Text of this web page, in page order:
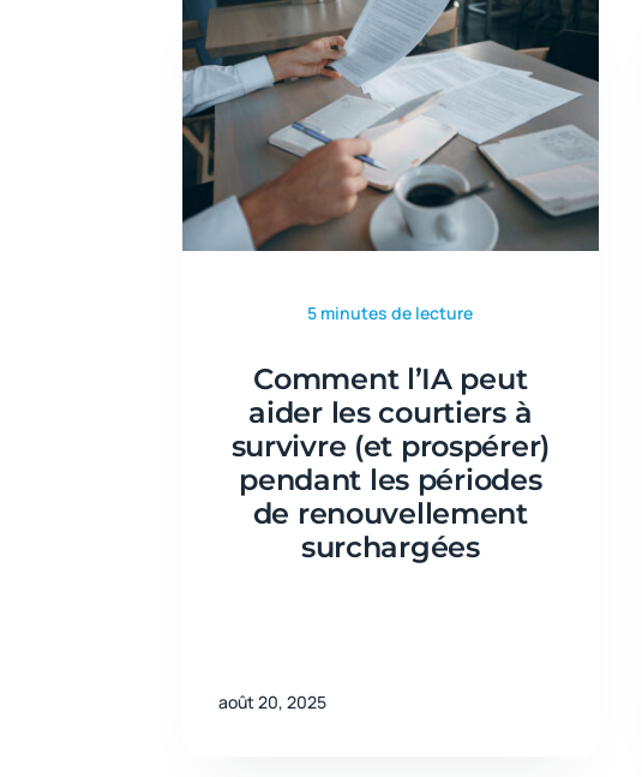
5 minutes de lecture
Comment l’IA peut
aider les courtiers à
survivre (et prospérer)
pendant les périodes
de renouvellement
surchargées
août 20, 2025